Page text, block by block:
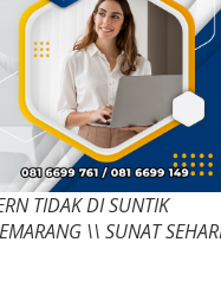
TIDAK DI SUNTIK
\\ SUNAT